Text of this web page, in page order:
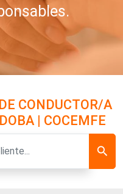
CONDUCTOR/A
| COCEMFE